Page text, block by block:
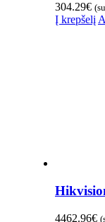
304.29€
Į krepšelį
4462.96€